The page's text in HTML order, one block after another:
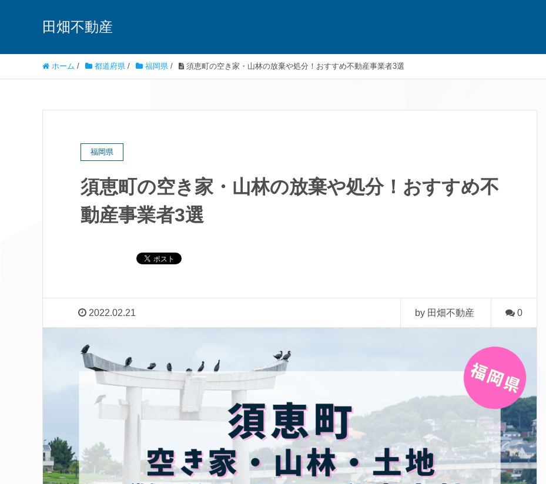
田畑不動産
ホーム / 都道府県 / 福岡県 / 須恵町の空き家・山林の放棄や処分！おすすめ不動産事業者3選
福岡県
須恵町の空き家・山林の放棄や処分！おすすめ不
動産事業者3選
2022.02.21 by 田畑不動産 0